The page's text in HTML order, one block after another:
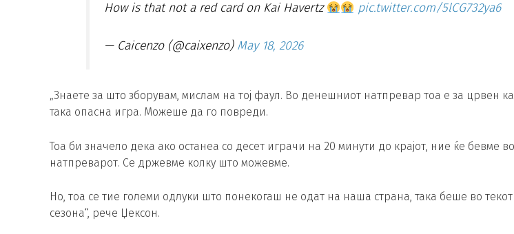
How is that not a red card on Kai Havertz pic.twitter.com/5lCG732ya6
— Caicenzo (@caixenzo) May 18, 2026
„Знаете за што зборувам, мислам на тој фаул. Во денешниот натпревар тоа е за црвен
така опасна игра. Можеше да го повреди.
Тоа би значело дека ако останеа со десет играчи на 20 минути до крајот, ние ќе бевме во
натпреварот. Се држевме колку што можевме.
Но, тоа се тие големи одлуки што понекогаш не одат на наша страна, така беше во
сезона“, рече Џексон.